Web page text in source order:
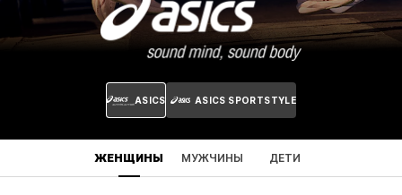
ASICS ASICS SPORTSTYLE
ЖЕНЩИНЫ МУЖЧИНЫ ДЕТИ